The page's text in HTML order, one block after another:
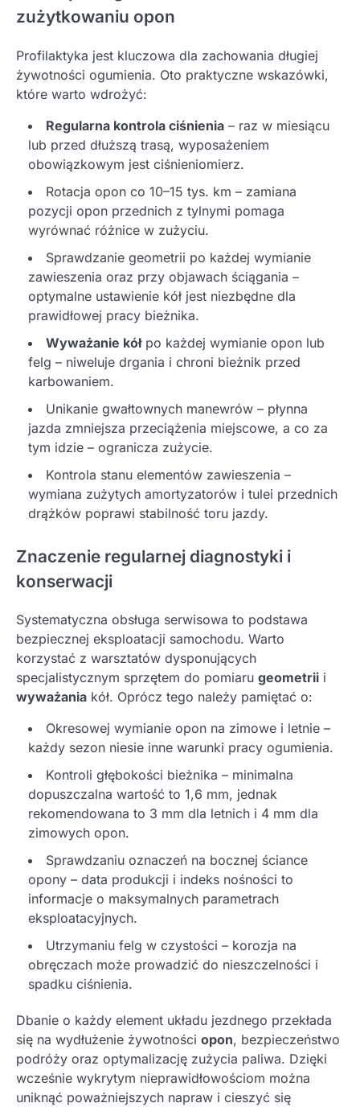
zużytkowaniu opon
Profilaktyka jest kluczowa dla zachowania długiej
żywotności ogumienia. Oto praktyczne wskazówki,
które warto wdrożyć:
Regularna kontrola ciśnienia – raz w miesiącu
lub przed dłuższą trasą, wyposażeniem
obowiązkowym jest ciśnieniomierz.
Rotacja opon co 10–15 tys. km – zamiana
pozycji opon przednich z tylnymi pomaga
wyrównać różnice w zużyciu.
Sprawdzanie geometrii po każdej wymianie
zawieszenia oraz przy objawach ściągania –
optymalne ustawienie kół jest niezbędne dla
prawidłowej pracy bieżnika.
Wyważanie kółpo każdej wymianie opon lub
felg – niweluje drgania i chroni bieżnik przed
karbowaniem.
Unikanie gwałtownych manewrów – płynna
jazda zmniejsza przeciążenia miejscowe, a co za
tym idzie – ogranicza zużycie.
Kontrola stanu elementów zawieszenia –
wymiana zużytych amortyzatorów i tulei przednich
drążków poprawi stabilność toru jazdy.
Znaczenie regularnej diagnostyki i
konserwacji
Systematyczna obsługa serwisowa to podstawa
bezpiecznej eksploatacji samochodu. Warto
korzystać z warsztatów dysponujących
specjalistycznym sprzętem do pomiaru geometrii i
wyważania kół. Oprócz tego należy pamiętać o:
Okresowej wymianie opon na zimowe i letnie –
każdy sezon niesie inne warunki pracy ogumienia.
Kontroli głębokości bieżnika – minimalna
dopuszczalna wartość to 1,6 mm, jednak
rekomendowana to 3 mm dla letnich i 4 mm dla
zimowych opon.
Sprawdzaniu oznaczeń na bocznej ściance
opony – data produkcji i indeks nośności to
informacje o maksymalnych parametrach
eksploatacyjnych.
Utrzymaniu felg w czystości – korozja na
obręczach może prowadzić do nieszczelności i
spadku ciśnienia.
Dbanie o każdy element układu jezdnego przekłada
się na wydłużenie żywotności opon, bezpieczeństwo
podróży oraz optymalizację zużycia paliwa. Dzięki
wcześnie wykrytym nieprawidłowościom można
uniknąć poważniejszych napraw i cieszyć się